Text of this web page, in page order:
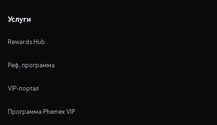
Услуги
Rewards Hub
Реф. программа
VIP-портал
Программа Phemex VIP